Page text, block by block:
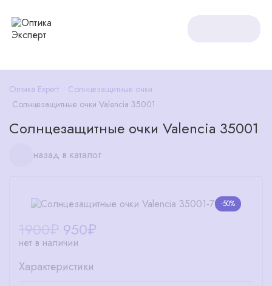
Оптика Expert
Солнцезащитные очки
Солнцезащитные очки Valencia 35001
Солнцезащитные очки Valencia 35001
назад в каталог
-50%
950₽
нет в наличии
Характеристики